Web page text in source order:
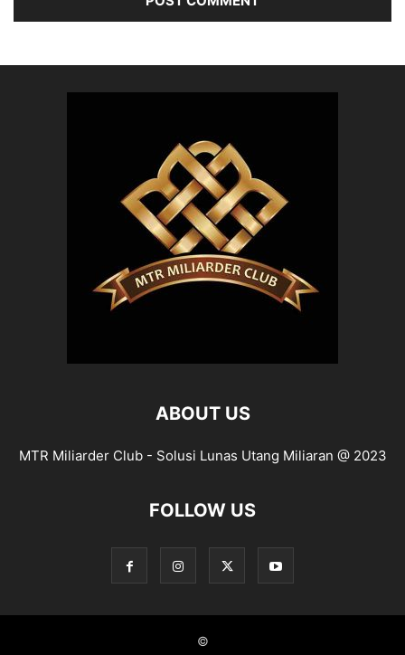
ABOUT US
MTR Miliarder Club - Solusi Lunas Utang Miliaran @ 2023
FOLLOW US
©